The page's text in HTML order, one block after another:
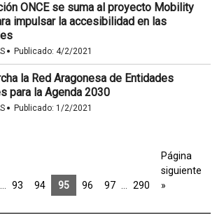
ONCE se suma al proyecto Mobility
impulsar la accesibilidad en las
· Publicado: 4/2/2021
la Red Aragonesa de Entidades
para la Agenda 2030
· Publicado: 1/2/2021
93 94 95 96 97 290
Página
siguiente
»